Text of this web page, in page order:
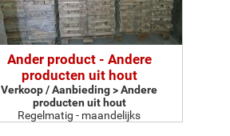
Ander product - Andere
producten uit hout
Verkoop / Aanbieding > Andere
producten uit hout
Regelmatig - maandelijks